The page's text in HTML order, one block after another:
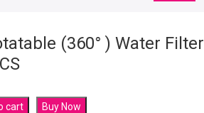
(360° ) Water Filter
cart Buy Now